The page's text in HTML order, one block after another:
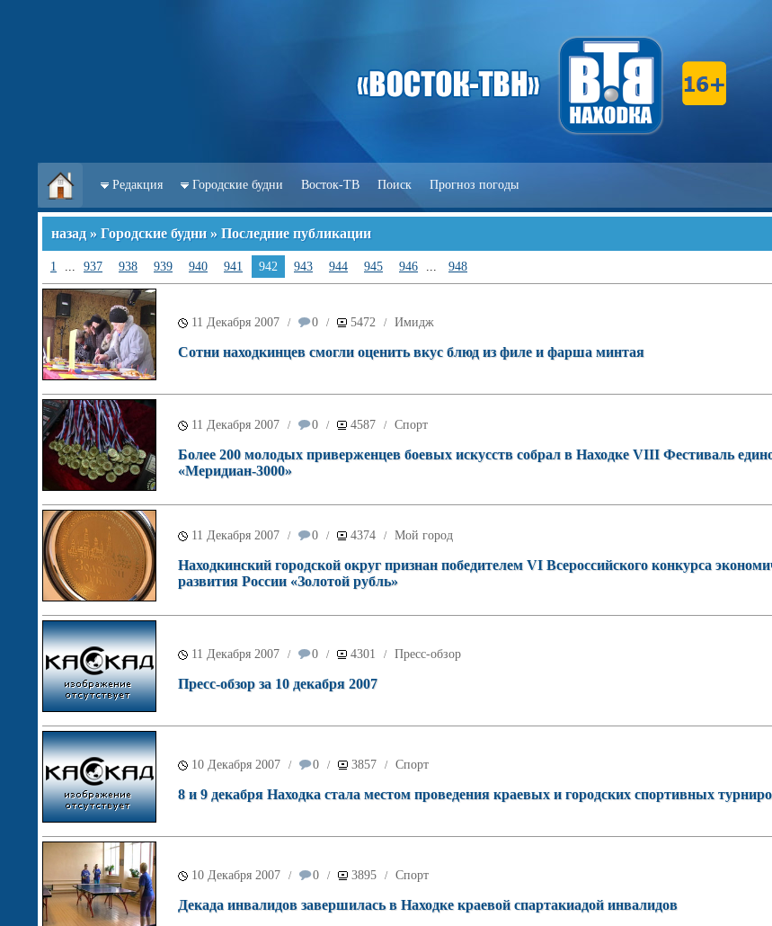
Редакция Городские будни Восток-ТВ Поиск Прогноз погоды
назад » Городские будни » Последние публикации
1 ... 937 938 939 940 941 942 943 944 945 946 ... 948
11 Декабря 2007 / 0 / 5472 / Имидж
Сотни находкинцев смогли оценить вкус блюд из филе и фарша минтая
11 Декабря 2007 / 0 / 4587 / Спорт
Более 200 молодых приверженцев боевых искусств собрал в Находке VIII Фестиваль
«Меридиан-3000»
11 Декабря 2007 / 0 / 4374 / Мой город
Находкинский городской округ признан победителем VI Всероссийского конкурса
развития России «Золотой рубль»
11 Декабря 2007 / 0 / 4301 / Пресс-обзор
Пресс-обзор за 10 декабря 2007
10 Декабря 2007 / 0 / 3857 / Спорт
8 и 9 декабря Находка стала местом проведения краевых и городских спортивных
10 Декабря 2007 / 0 / 3895 / Спорт
Декада инвалидов завершилась в Находке краевой спартакиадой инвалидов